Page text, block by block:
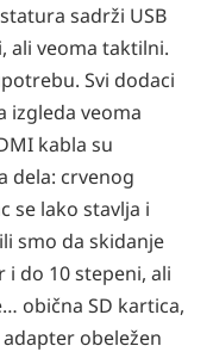
sadrži USB
ali veoma taktilni.
Svi dodaci
izgleda veoma
kabla su
dela: crvenog
se lako stavlja i
smo da skidanje
do 10 stepeni, ali
obična SD kartica,
obeležen